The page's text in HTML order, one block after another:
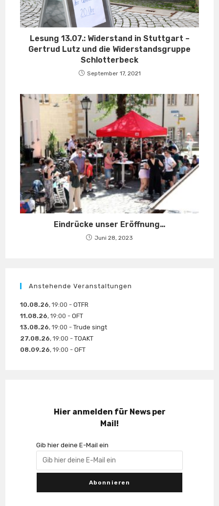
Lesung 13.07.: Widerstand in Stuttgart –
Gertrud Lutz und die Widerstandsgruppe
Schlotterbeck
September 17, 2021
Eindrücke unser Eröffnung…
Juni 28, 2023
Anstehende Veranstaltungen
10.08.26, 19:00 -OTFR
11.08.26, 19:00 -OFT
13.08.26, 19:00 -Trude singt
27.08.26, 19:00 -TOAKT
08.09.26, 19:00 -OFT
Hier anmelden für News per
Mail!
Gib hier deine E-Mail ein